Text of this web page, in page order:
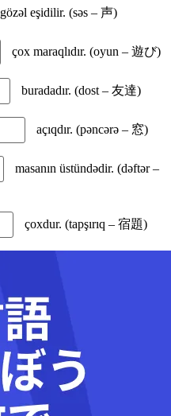
gözəl eşidilir. (səs – 声)
çox maraqlıdır. (oyun – 遊び)
buradadır. (dost – 友達)
açıqdır. (pəncərə – 窓)
masanın üstündədir. (dəftər –
çoxdur. (tapşırıq – 宿題)